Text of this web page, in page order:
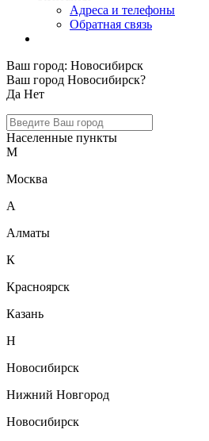
Адреса и телефоны
Обратная связь
Ваш город: Новосибирск
Ваш город Новосибирск?
Да Нет
Населенные пункты
М
Москва
А
Алматы
К
Красноярск
Казань
Н
Новосибирск
Нижний Новгород
Новосибирск